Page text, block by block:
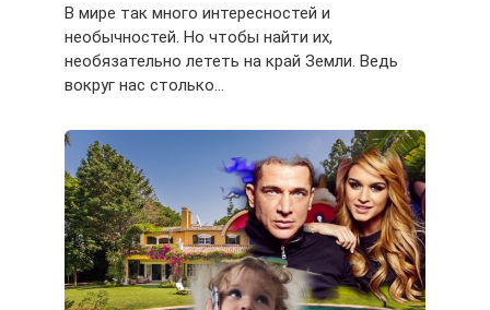
В мире так много интересностей и
необычностей. Но чтобы найти их,
необязательно лететь на край Земли. Ведь
вокруг нас столько…